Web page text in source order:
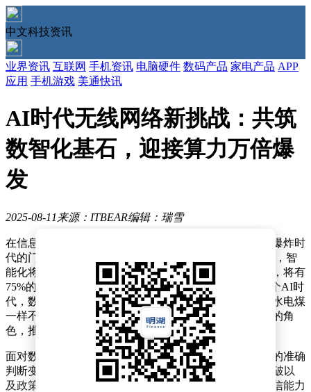
中文科技资讯
业界资讯 互联网 手机资讯 电脑硬件 数码产品 家电产品 APP
应用 手机游戏 美通快讯
AI时代无线网络新挑战：共筑
数智化基石，迎接算力万倍爆
发
2025-08-11 来源：ITBEAR编辑：瑞雪
在信息洪流不断涌动的今天，我们正站在新一轮信息大爆炸时
代的门槛上。根据《网络通信 2030》行业白皮书的预测，智
能化将成为未来十年社会发展的主旋律，预计到2030年，将有
75%的企业采纳云计算、大数据和人工智能服务。在这个AI时
代，数据、软件和计算能力成为了新的基础设施，如同水电煤
一样不可或缺，而网络通信技术则扮演着信息高速公路的角
色，推动着从万物互联向万物智联的跨越。
面对数据和算力需求的激增，对未来无线网络发展趋势的准确
判断变得至关重要。据预测，新兴AI应用、科学技术突破以
及政策导向将引领信息产业实现飞跃式发展，未来的通信能力